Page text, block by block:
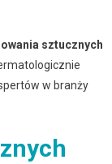
sztucznych
w branży